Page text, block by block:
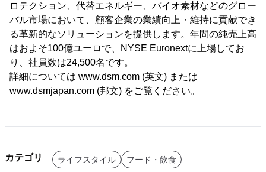
ロテクション、代替エネルギー、バイオ素材などのグロー
バル市場において、顧客企業の業績向上・維持に貢献でき
る革新的なソリューションを提供します。年間の純売上高
はおよそ100億ユーロで、NYSE Euronextに上場してお
り、社員数は24,500名です。
詳細については www.dsm.com (英文) または
www.dsmjapan.com (邦文) をご覧ください。
カテゴリ ライフスタイル フード・飲食